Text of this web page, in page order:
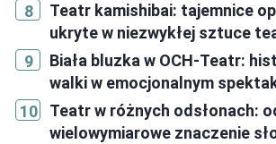
Teatr kamishibai: tajemnice
ukryte w niezwykłej sztuce
Biała bluzka w OCH-Teatr:
walki w emocjonalnym
Teatr w różnych odsłonach:
wielowymiarowe znaczenie